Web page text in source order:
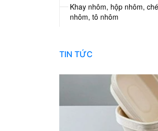
Khay nhôm, hộp nhôm,
nhôm, tô nhôm
TIN TỨC